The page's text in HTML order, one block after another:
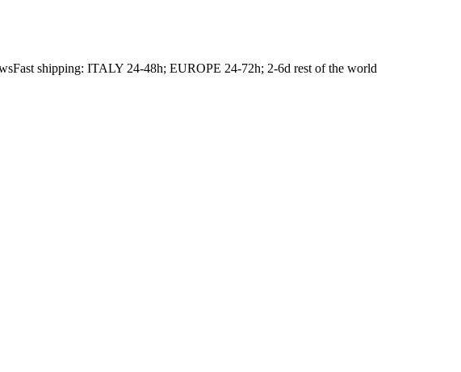
Fast shipping: ITALY 24-48h; EUROPE 24-72h; 2-6d rest of the world